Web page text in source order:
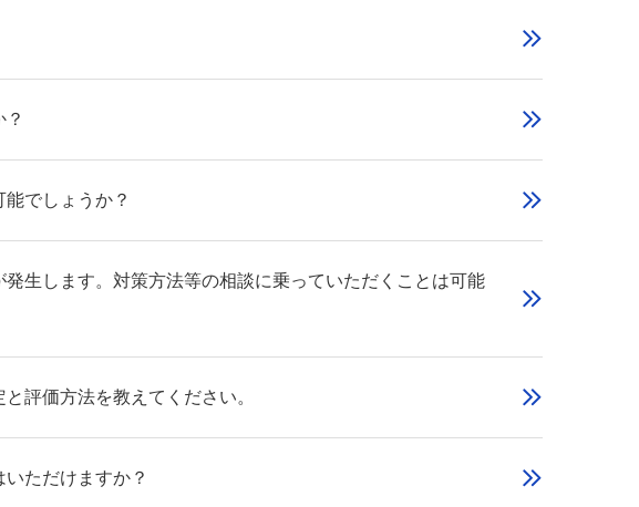
でしょうか？
生します。対策方法等の相談に乗っていただくことは可能
評価方法を教えてください。
ただけますか？